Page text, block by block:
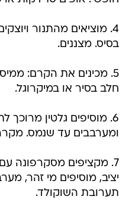
4. מוציאים מהתנור
בסיס. מצננים.
5. מכינים את הקרם:
חלב בסיר או במיקרוגל.
6. מוסיפים גלטין
ומערבבים עד שנמס.
7. מקציפים מסקרפונה
יציב, מוסיפים מי זהר,
תערובת השוקולד.